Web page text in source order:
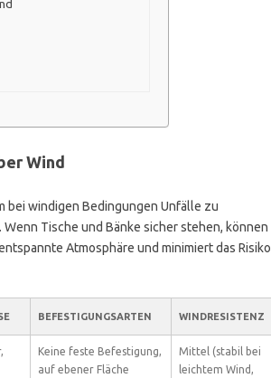
Wind
bei windigen Bedingungen Unfälle zu
Tische und Bänke sicher stehen, können
Atmosphäre und minimiert das Risiko
BEFESTIGUNGSARTEN WINDRESISTENZ
Keine feste Befestigung,
auf ebener Fläche
Mittel (stabil bei
leichtem Wind,